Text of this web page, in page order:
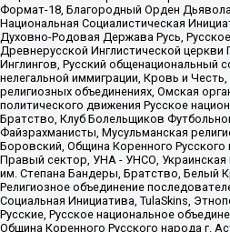
Формат-18, Благородный Орден
Национальная Социалистическая
Духовно-Родовая Держава Русь,
Древнерусской Инглистической
Инглингов, Русский общенациональный
нелегальной иммиграции, Кровь и
религиозных объединениях, Омская
политического движения Русское
Братство, Клуб Болельщиков
Файзрахманисты, Мусульманская
Боровский, Община Коренного
Правый сектор, УНА - УНСО, Украинская
им. Степана Бандеры, Братство, Белый
Религиозное объединение
Социальная Инициатива, TulaSkins,
Русские, Русское национальное
Община Коренного Русского народа г.